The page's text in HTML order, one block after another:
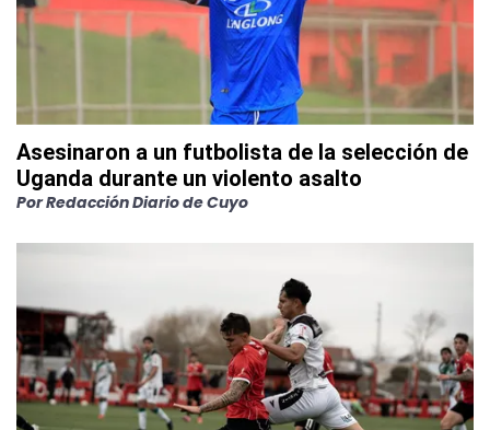
Asesinaron a un futbolista de la selección de
Uganda durante un violento asalto
PorRedacción Diario de Cuyo